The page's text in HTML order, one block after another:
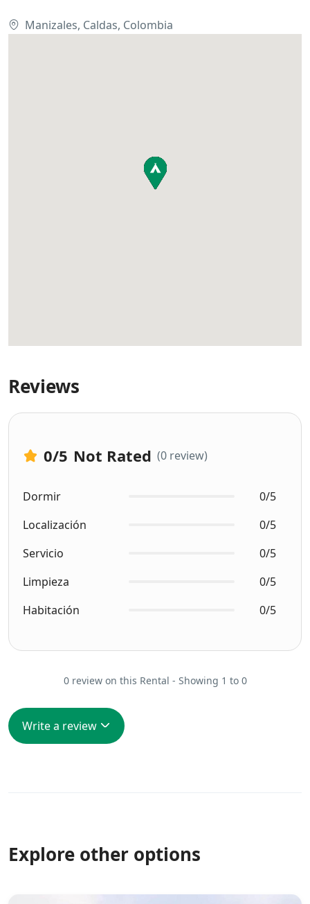
Manizales, Caldas, Colombia
Reviews
0/5 Not Rated (0 review)
Dormir
0/5
Localización
0/5
Servicio
0/5
Limpieza
0/5
Habitación
0/5
0 review on this Rental - Showing 1 to 0
Write a review
Explore other options